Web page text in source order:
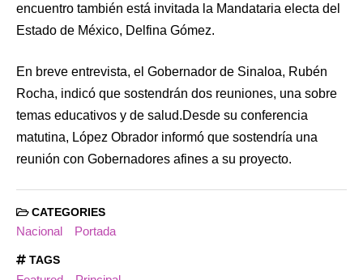
encuentro también está invitada la Mandataria electa del
Estado de México, Delfina Gómez.
En breve entrevista, el Gobernador de Sinaloa, Rubén
Rocha, indicó que sostendrán dos reuniones, una sobre
temas educativos y de salud.Desde su conferencia
matutina, López Obrador informó que sostendría una
reunión con Gobernadores afines a su proyecto.
CATEGORIES
Nacional Portada
TAGS